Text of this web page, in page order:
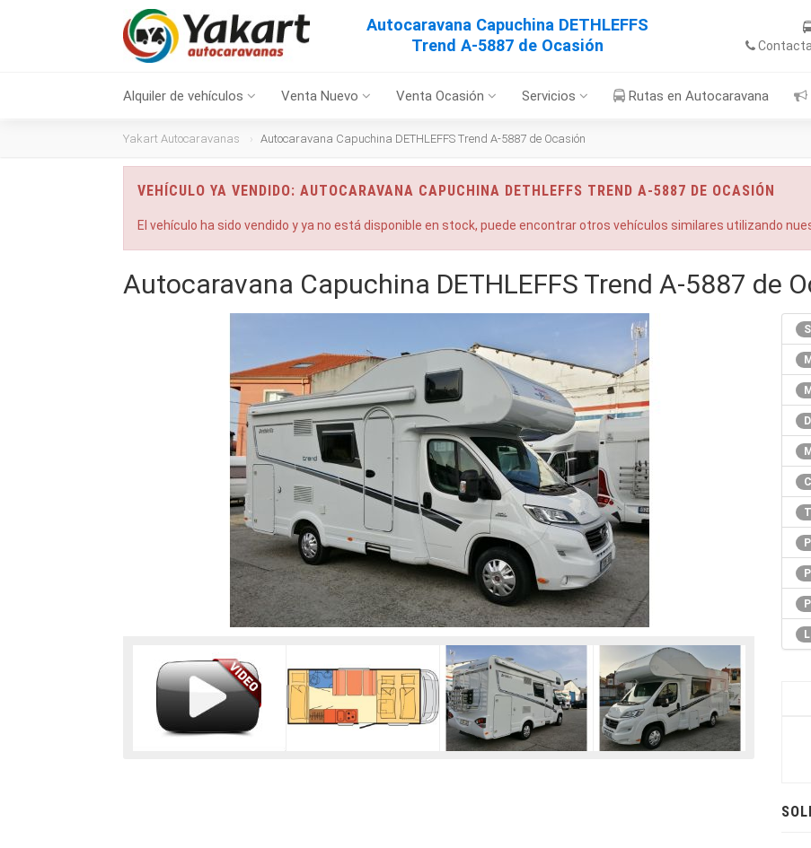
Autocaravana Capuchina DETHLEFFS
Trend A-5887 de Ocasión
Contacta
Alquiler de vehículos Venta Nuevo Venta Ocasión Servicios Rutas en Autocaravana
Yakart Autocaravanas Autocaravana Capuchina DETHLEFFS Trend A-5887 de Ocasión
VEHÍCULO YA VENDIDO: AUTOCARAVANA CAPUCHINA DETHLEFFS TREND A-5887 DE OCASIÓN
El vehículo ha sido vendido y ya no está disponible en stock, puede encontrar otros vehículos similares utilizando
Autocaravana Capuchina DETHLEFFS Trend A-5887 de